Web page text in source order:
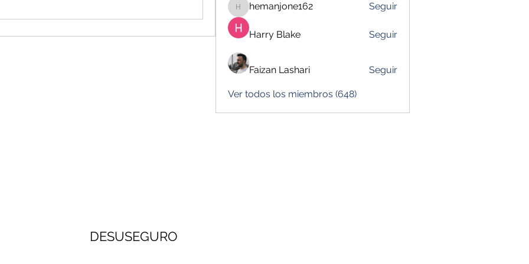
hemanjone162
hemanjone162 Seguir
Harry Blake Seguir
Faizan Lashari Seguir
Ver todos los miembros (648)
DESUSEGURO